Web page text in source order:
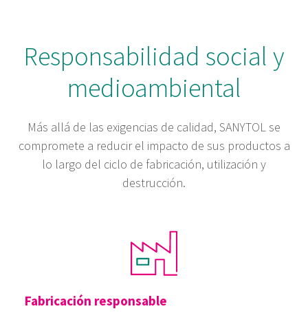
Las cookies de este sitio web se usan para personalizar
el contenido y los anuncios, ofrecer funciones de redes
sociales y analizar el tráfico. Además, compartimos
información sobre el uso que haga del sitio web con
web, quienes pueden combinarla con otra información
que les haya proporcionado o que hayan recopilado a
partir del uso que haya hecho de sus servicios.
Responsabilidad social y
medioambiental
Más allá de las exigencias de calidad, SANYTOL se
compromete a reducir el impacto de sus productos a
lo largo del ciclo de fabricación, utilización y
destrucción.
Fabricación responsable